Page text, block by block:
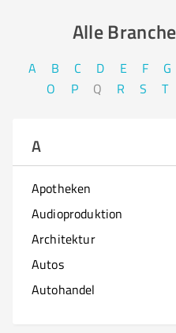
Alle
A B C D E F G
O
P Q R S T
A
Apotheken
Audioproduktion
Architektur
Autos
Autohandel